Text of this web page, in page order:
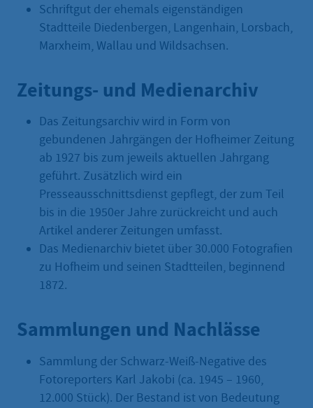
Schriftgut der ehemals eigenständigen
Stadtteile Diedenbergen, Langenhain, Lorsbach,
Marxheim, Wallau und Wildsachsen.
Zeitungs- und Medienarchiv
Das Zeitungsarchiv wird in Form von
gebundenen Jahrgängen der Hofheimer Zeitung
ab 1927 bis zum jeweils aktuellen Jahrgang
geführt. Zusätzlich wird ein
Presseausschnittsdienst gepflegt, der zum Teil
bis in die 1950er Jahre zurückreicht und auch
Artikel anderer Zeitungen umfasst.
Das Medienarchiv bietet über 30.000 Fotografien
zu Hofheim und seinen Stadtteilen, beginnend
1872.
Sammlungen und Nachlässe
Sammlung der Schwarz-Weiß-Negative des
Fotoreporters Karl Jakobi (ca. 1945 – 1960,
12.000 Stück). Der Bestand ist von Bedeutung